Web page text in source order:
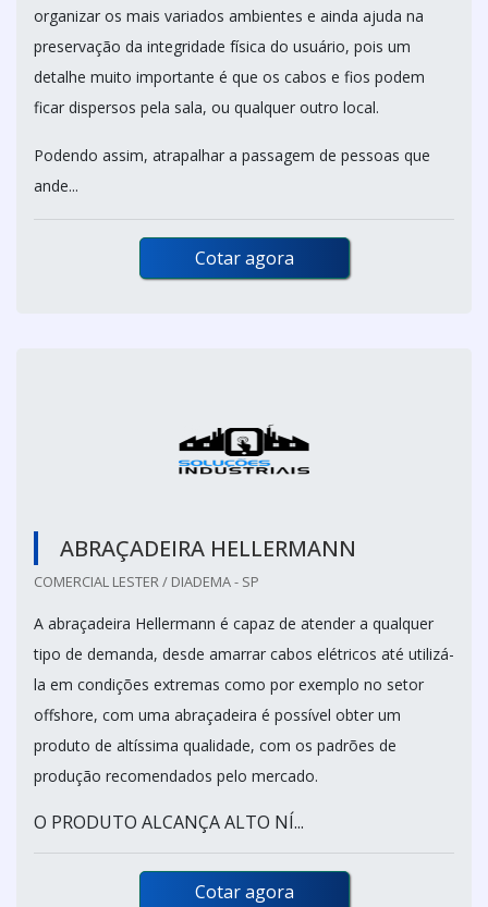
organizar os mais variados ambientes e ainda ajuda na
preservação da integridade física do usuário, pois um
detalhe muito importante é que os cabos e fios podem
ficar dispersos pela sala, ou qualquer outro local.
Podendo assim, atrapalhar a passagem de pessoas que
ande...
Cotar agora
ABRAÇADEIRA HELLERMANN
COMERCIAL LESTER / DIADEMA - SP
A abraçadeira Hellermann é capaz de atender a qualquer
tipo de demanda, desde amarrar cabos elétricos até utilizá-
la em condições extremas como por exemplo no setor
offshore, com uma abraçadeira é possível obter um
produto de altíssima qualidade, com os padrões de
produção recomendados pelo mercado.
O PRODUTO ALCANÇA ALTO NÍ...
Cotar agora